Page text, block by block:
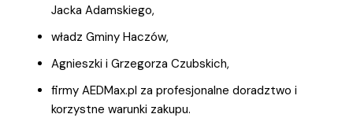
Jacka Adamskiego,
władz Gminy Haczów,
Agnieszki i Grzegorza Czubskich,
firmy AEDMax.pl za profesjonalne doradztwo i
korzystne warunki zakupu.